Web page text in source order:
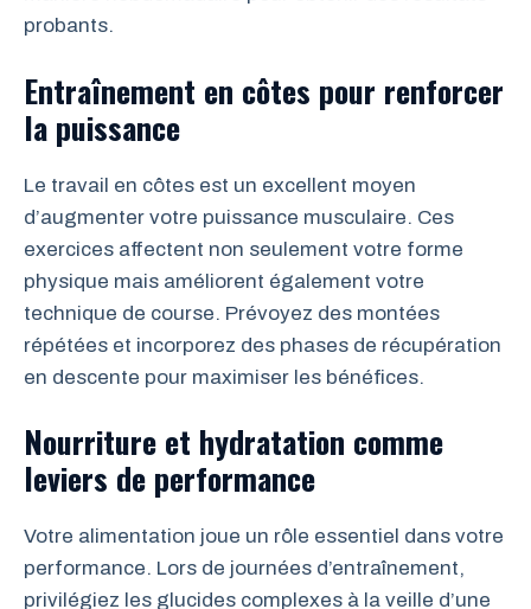
probants.
Entraînement en côtes pour renforcer
la puissance
Le travail en côtes est un excellent moyen
d’augmenter votre puissance musculaire. Ces
exercices affectent non seulement votre forme
physique mais améliorent également votre
technique de course. Prévoyez des montées
répétées et incorporez des phases de récupération
en descente pour maximiser les bénéfices.
Nourriture et hydratation comme
leviers de performance
Votre alimentation joue un rôle essentiel dans votre
performance. Lors de journées d’entraînement,
privilégiez les glucides complexes à la veille d’une